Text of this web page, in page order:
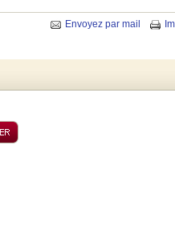
Envoyez par mail